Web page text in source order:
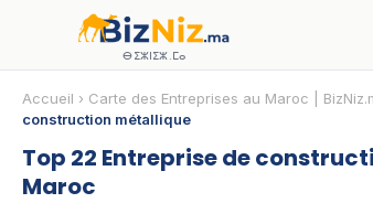
ⴱⵉⵣⵏⵉⵣ.ⵎⴰ
Accueil › Carte des Entreprises au Maroc |
construction métallique
Top 22 Entreprise de
Maroc